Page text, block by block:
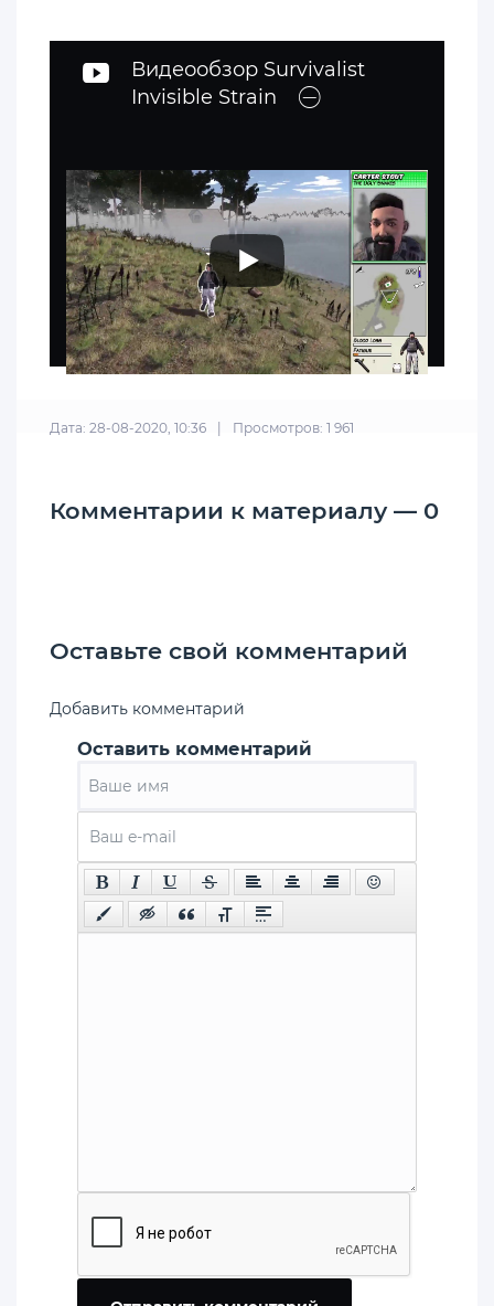
Видеообзор Survivalist
Invisible Strain
Дата: 28-08-2020, 10:36 Просмотров: 1 961
Комментарии к материалу — 0
Оставьте свой комментарий
Добавить комментарий
Оставить комментарий